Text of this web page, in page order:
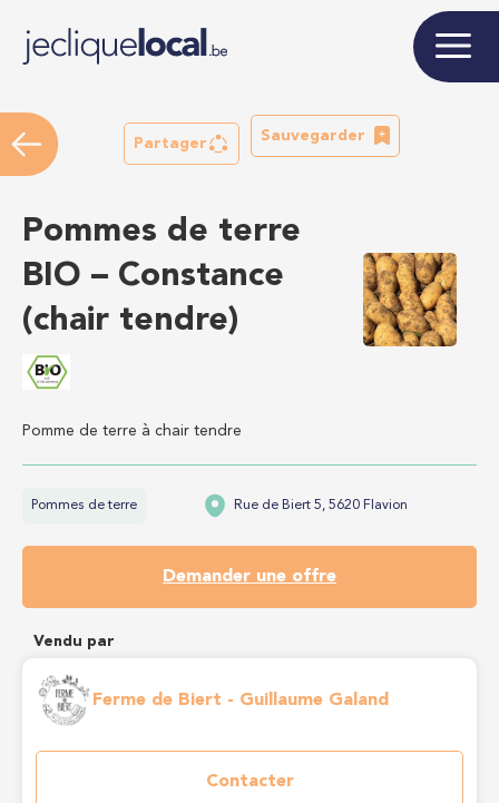
Partager
Sauvegarder
Pommes de terre
BIO – Constance
(chair tendre)
Pomme de terre à chair tendre
Pommes de terre Rue de Biert 5, 5620 Flavion
Demander une offre
Vendu par
Ferme de Biert - Guillaume Galand
Contacter